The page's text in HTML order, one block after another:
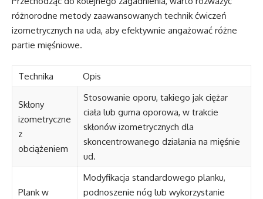
różnorodne metody zaawansowanych technik ćwiczeń
izometrycznych na uda, aby efektywnie angażować różne
partie mięśniowe.
Technika Opis
Skłony
izometryczne
z
obciążeniem
Stosowanie oporu, takiego jak ciężar
ciała lub guma oporowa, w trakcie
skłonów izometrycznych dla
skoncentrowanego działania na mięśnie
ud.
Plank w
Modyfikacja standardowego planku,
podnoszenie nóg lub wykorzystanie